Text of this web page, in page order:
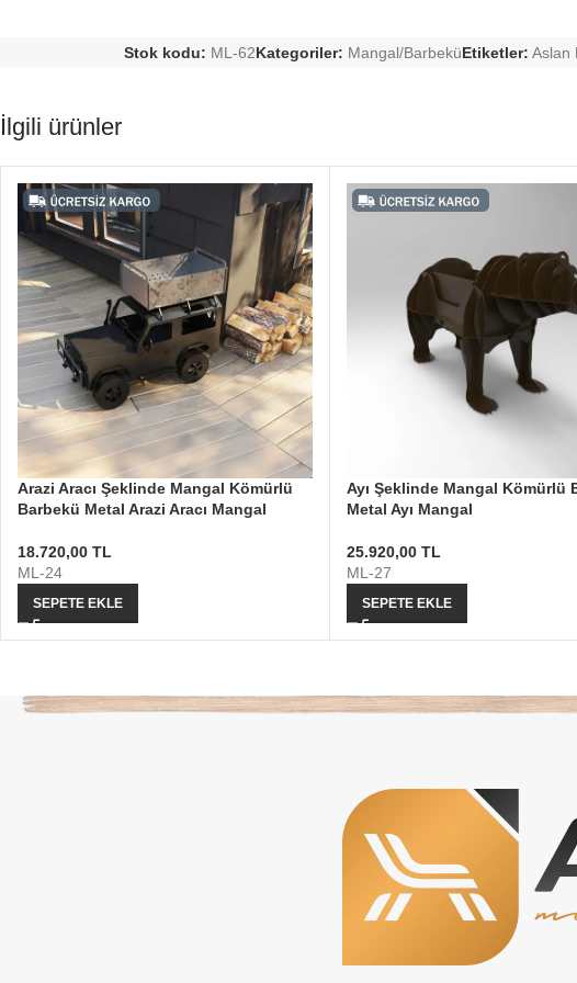
Stok kodu: ML-62Kategoriler: Mangal/BarbeküEtiketler: Aslan
İlgili ürünler
Arazi Aracı Şeklinde Mangal Kömürlü
Barbekü Metal Arazi Aracı Mangal
18.720,00 TL
ML-24
SEPETE EKLE
Ayı Şeklinde Mangal Kömürlü
Metal Ayı Mangal
25.920,00 TL
ML-27
SEPETE EKLE